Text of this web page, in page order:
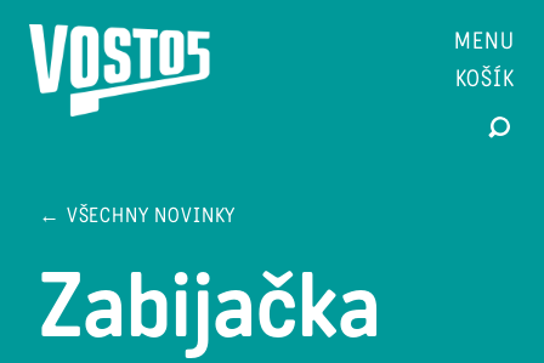
MENU
KOŠÍK
← VŠECHNY NOVINKY
Zabijačka